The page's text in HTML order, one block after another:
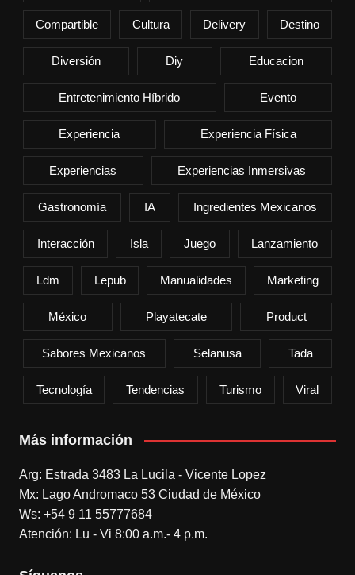
Compartible Cultura Delivery Destino
Diversión Diy Educacion
Entretenimiento Híbrido Evento
Experiencia Experiencia Física
Experiencias Experiencias Inmersivas
Gastronomía IA Ingredientes Mexicanos
Interacción Isla Juego Lanzamiento
Ldm Lepub Manualidades Marketing
México Playatecate Product
Sabores Mexicanos Selanusa Tada
Tecnología Tendencias Turismo Viral
Más información
Arg: Estrada 3483 La Lucila - Vicente Lopez
Mx: Lago Andromaco 53 Ciudad de México
Ws: +54 9 11 55777684
Atención: Lu - Vi 8:00 a.m.- 4 p.m.